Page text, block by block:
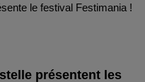
le festival Festimania !
présentent les